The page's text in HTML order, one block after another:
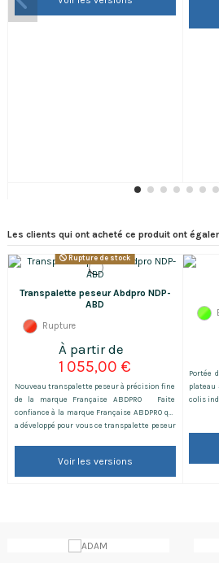
commerce. Néanmoins, nos experts vous
conseils de commander en accessoire le
Les clients qui ont acheté ce produit ont
Rupture de stock
Transpalette peseur Abdpro NDP-
ABD
Rupture
1 055,00 €
Nouveau transpalette peseur à précision fine
de la marque Française ABDPRO Faite
confiance à la marque Française ABDPRO qui
a développé pour vous ce transpalette peseur
incontournable dans votre société. Ce
transpalette robuste à un prix accessible
Voir les versions
Portée
plateau
colis